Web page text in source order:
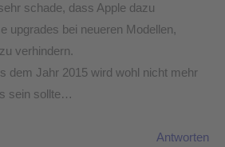
schade, dass Apple dazu
upgrades bei neueren Modellen,
verhindern.
dem Jahr 2015 wird wohl nicht mehr
sein sollte…
Antworten